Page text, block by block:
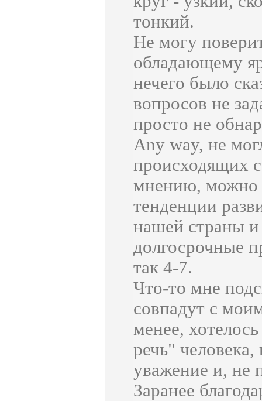
тонкий.
Не могу
обладающему
нечего было
вопросов не
просто не
Any way, не
происходящих
мнению, можно
тенденции
нашей страны
долгосрочные
так 4-7.
Что-то мне
совпадут с
менее,
речь"
уважение и, не
Заранее